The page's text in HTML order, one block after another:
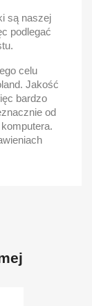
są naszej
podlegać
celu
Jakość
bardzo
od